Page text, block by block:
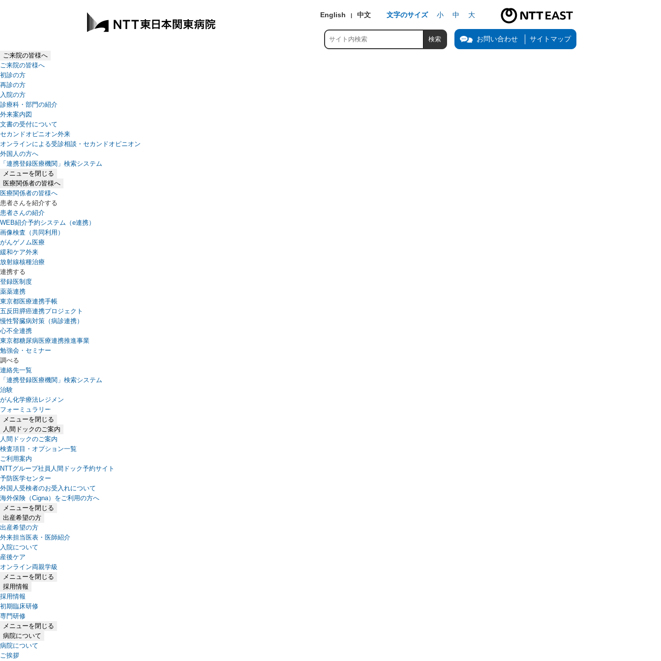
English 中文 文字のサイズ 小 中 大
NTT東日本公式サイト（新しいタブで開きます）
お問い合わせ サイトマップ
ご来院の皆様へ
ご来院の皆様へ
初診の方
再診の方
入院の方
診療科・部門の紹介
外来案内図
文書の受付について
セカンドオピニオン外来
オンラインによる受診相談・セカンドオピニオン
外国人の方へ
「連携登録医療機関」検索システム
（新しいタブで開きます）
メニューを閉じる
医療関係者の皆様へ
医療関係者の皆様へ
患者さんを紹介する
患者さんの紹介
WEB紹介予約システム（e連携）
（新しいタブで開きます）
画像検査（共同利用）
がんゲノム医療
緩和ケア外来
放射線核種治療
連携する
登録医制度
薬薬連携
東京都医療連携手帳
五反田膵癌連携プロジェクト
慢性腎臓病対策（病診連携）
心不全連携
東京都糖尿病医療連携推進事業
勉強会・セミナー
調べる
連絡先一覧
「連携登録医療機関」検索システム
（新しいタブで開きます）
治験
がん化学療法レジメン
フォーミュラリー
（PDFファイル、新しいタブで開きます）
メニューを閉じる
人間ドックのご案内
人間ドックのご案内
検査項目・オプション一覧
ご利用案内
NTTグループ社員人間ドック予約サイト
予防医学センター
外国人受検者のお受入れについて
海外保険（Cigna）をご利用の方へ
メニューを閉じる
出産希望の方
出産希望の方
外来担当医表・医師紹介
入院について
産後ケア
オンライン両親学級
メニューを閉じる
採用情報
採用情報
初期臨床研修
専門研修
メニューを閉じる
病院について
病院について
ご挨拶